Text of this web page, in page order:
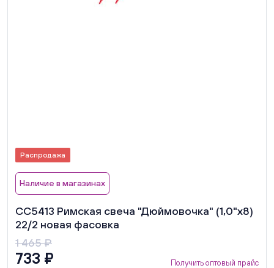
Распродажа
Наличие в магазинах
СС5413 Римская свеча "Дюймовочка" (1,0"х8)
22/2 новая фасовка
733 ₽
1 465 ₽
Получить оптовый прайс